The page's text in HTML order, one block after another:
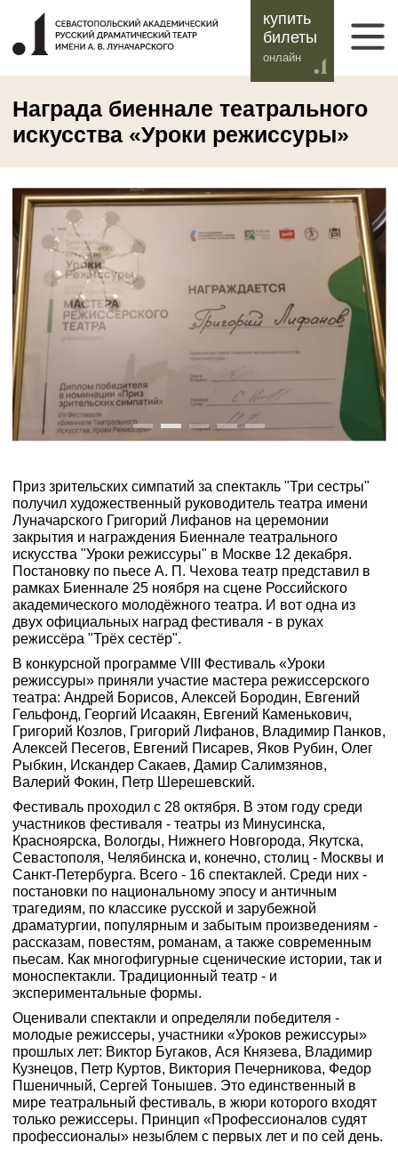
купить
билеты
онлайн
Награда биеннале театрального
искусства «Уроки режиссуры»
Приз зрительских симпатий за спектакль "Три сестры"
получил художественный руководитель театра имени
Луначарского Григорий Лифанов на церемонии
закрытия и награждения Биеннале театрального
искусства "Уроки режиссуры" в Москве 12 декабря.
Постановку по пьесе А. П. Чехова театр представил в
рамках Биеннале 25 ноября на сцене Российского
академического молодёжного театра. И вот одна из
двух официальных наград фестиваля - в руках
режиссёра "Трёх сестёр".
В конкурсной программе VIII Фестиваль «Уроки
режиссуры» приняли участие мастера режиссерского
театра: Андрей Борисов, Алексей Бородин, Евгений
Гельфонд, Георгий Исаакян, Евгений Каменькович,
Григорий Козлов, Григорий Лифанов, Владимир Панков,
Алексей Песегов, Евгений Писарев, Яков Рубин, Олег
Рыбкин, Искандер Сакаев, Дамир Салимзянов,
Валерий Фокин, Петр Шерешевский.
Фестиваль проходил с 28 октября. В этом году среди
участников фестиваля - театры из Минусинска,
Красноярска, Вологды, Нижнего Новгорода, Якутска,
Севастополя, Челябинска и, конечно, столиц - Москвы и
Санкт-Петербурга. Всего - 16 спектаклей. Среди них -
постановки по национальному эпосу и античным
трагедиям, по классике русской и зарубежной
драматургии, популярным и забытым произведениям -
рассказам, повестям, романам, а также современным
пьесам. Как многофигурные сценические истории, так и
моноспектакли. Традиционный театр - и
экспериментальные формы.
Оценивали спектакли и определяли победителя -
молодые режиссеры, участники «Уроков режиссуры»
прошлых лет: Виктор Бугаков, Ася Князева, Владимир
Кузнецов, Петр Куртов, Виктория Печерникова, Федор
Пшеничный, Сергей Тонышев. Это единственный в
мире театральный фестиваль, в жюри которого входят
только режиссеры. Принцип «Профессионалов судят
профессионалы» незыблем с первых лет и по сей день.